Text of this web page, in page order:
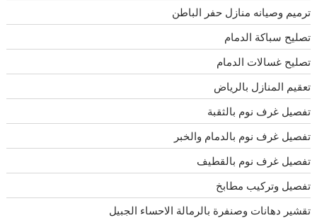
ترميم وصيانه منازل حفر الباطن
تصليح سباكة الدمام
تصليح غسالات الدمام
تعقيم المنازل بالرياض
تفصيل غرف نوم بالثقبة
تفصيل غرف نوم بالدمام والخبر
تفصيل غرف نوم بالقطيف
تفصيل وتركيب مطابخ
تقشير دهانات وصنفرة بالرمالة الاحساء الجبيل